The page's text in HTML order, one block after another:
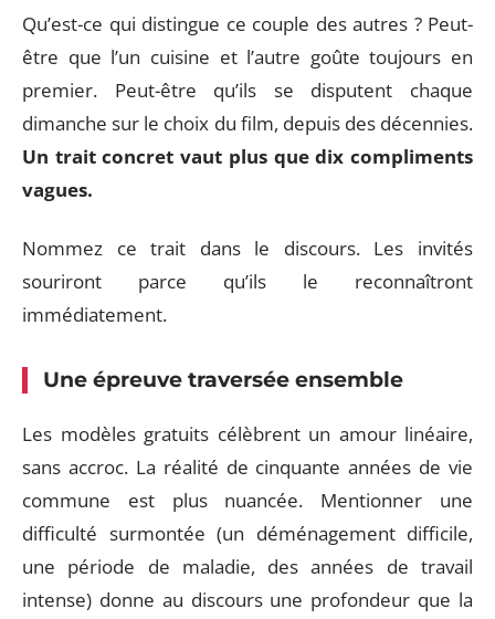
Qu’est-ce qui distingue ce couple des autres ? Peut-
être que l’un cuisine et l’autre goûte toujours en
premier. Peut-être qu’ils se disputent chaque
dimanche sur le choix du film, depuis des décennies.
Un trait concret vaut plus que dix compliments
vagues.
Nommez ce trait dans le discours. Les invités
souriront parce qu’ils le reconnaîtront
immédiatement.
Une épreuve traversée ensemble
Les modèles gratuits célèbrent un amour linéaire,
sans accroc. La réalité de cinquante années de vie
commune est plus nuancée. Mentionner une
difficulté surmontée (un déménagement difficile,
une période de maladie, des années de travail
intense) donne au discours une profondeur que la